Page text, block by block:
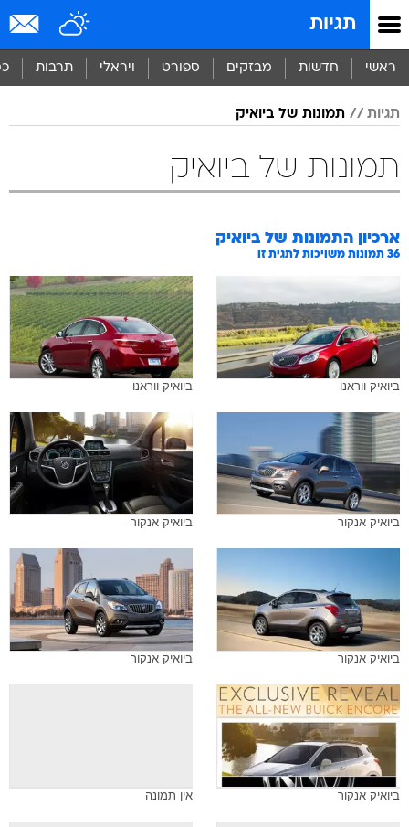
תגיות
ראשי חדשות מבזקים ספורט ויראלי תרבות
תגיות תמונות של ביואיק
תמונות של ביואיק
ארכיון התמונות של ביואיק
36 תמונות משויכות לתגית זו
ביואיק ווראנו ביואיק ווראנו
ביואיק אנקור ביואיק אנקור
ביואיק אנקור ביואיק אנקור
ביואיק אנקור אין תמונה